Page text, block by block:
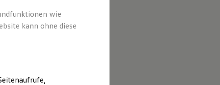
wie
kann ohne diese